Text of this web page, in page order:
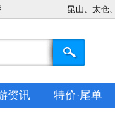
昆山、太仓
资讯 特价·尾单